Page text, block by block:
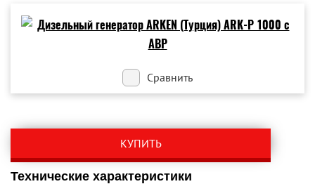
Сравнить
КУПИТЬ
Технические характеристики